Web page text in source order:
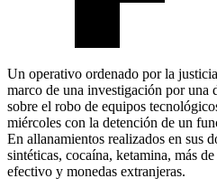
Un operativo ordenado por la
marco de una investigación por una
sobre el robo de equipos
miércoles con la detención de un
En allanamientos realizados en sus
sintéticas, cocaína, ketamina, más
efectivo y monedas extranjeras.